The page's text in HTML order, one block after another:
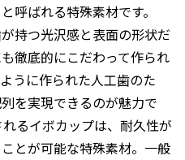
呼ばれる特殊素材です。
持つ光沢感と表面の形状だ
徹底的にこだわって作られ
うに作られた人工歯のた
を実現できるのが魅力で
るイボカップは、耐久性が
とが可能な特殊素材。一般